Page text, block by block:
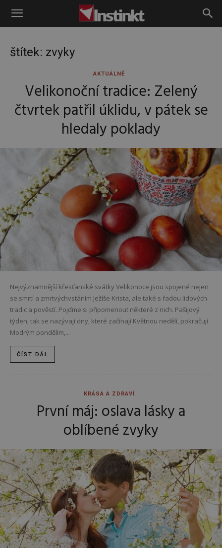
Instinkt
štítek: zvyky
AKTUÁLNĚ
Velikonoční tradice: Zelený
čtvrtek patřil úklidu, v pátek se
hledaly poklady
Nejvýznamnější křesťanské svátky Velikonoce jsou spojené nejen
se smrtí a zmrtvýchvstáním Ježíše Krista, ale také s řadou lidových
tradic a pověstí. Pojďme si připomenout některé z nich. Pašijový
týden, tak se nazývají dny, které začínají Květnou nedělí, pokračují
Modrým pondělím,...
ČÍST DÁL
KRÁSA A ZDRAVÍ
První máj: oslava lásky a
oblíbené zvyky